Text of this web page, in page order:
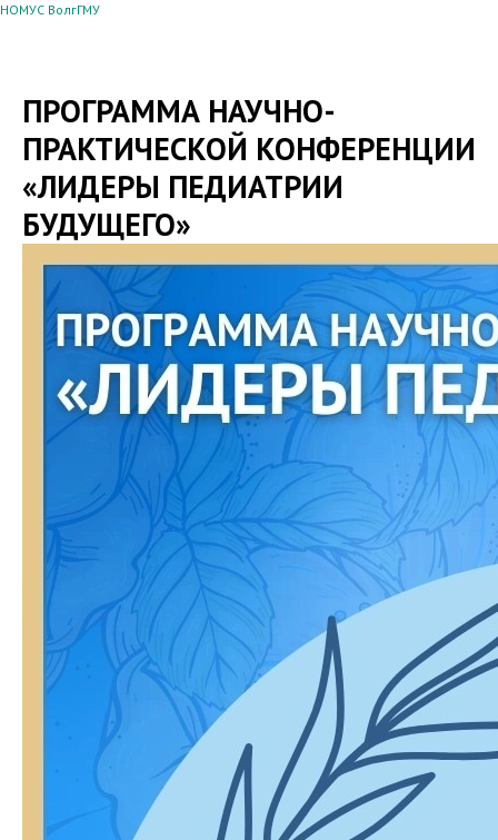
НОМУС ВолгГМУ
ПРОГРАММА НАУЧНО-
ПРАКТИЧЕСКОЙ КОНФЕРЕНЦИИ
«ЛИДЕРЫ ПЕДИАТРИИ
БУДУЩЕГО»